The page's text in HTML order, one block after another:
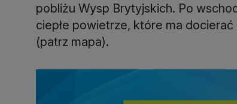
pobliżu Wysp Brytyjskich. Po
ciepłe powietrze, które ma
(patrz mapa).